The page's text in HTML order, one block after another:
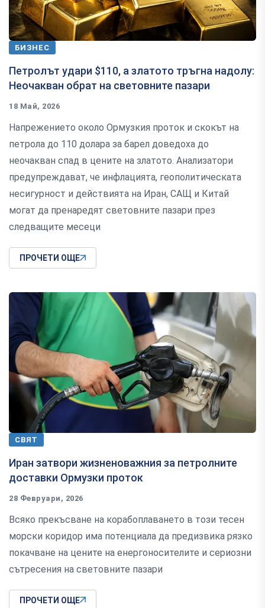
БИЗНЕС
Петролът удари $110, а златото тръгна надолу:
Неочакван обрат на световните пазари
18 Май, 2026
Напрежението около Ормузкия проток и скокът на
петрола до 110 долара за барел доведоха до
неочакван спад в цените на златото. Анализатори
предупреждават, че инфлацията, геополитическата
несигурност и действията на Иран, САЩ и Китай
могат да пренаредят световните пазари през
следващите месеци
ПРОЧЕТИ ОЩЕ
СВЯТ
Иран затвори жизненоважния за петролните
доставки Ормузки проток
28 Февруари, 2026
Всяко прекъсване на корабоплаването в този тесен
морски коридор има потенциала да предизвика рязко
покачване на цените на енергоносителите и сериозни
сътресения на световните пазари
ПРОЧЕТИ ОЩЕ